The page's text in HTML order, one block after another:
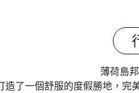
薄荷島
了一個舒服的度假勝地，完